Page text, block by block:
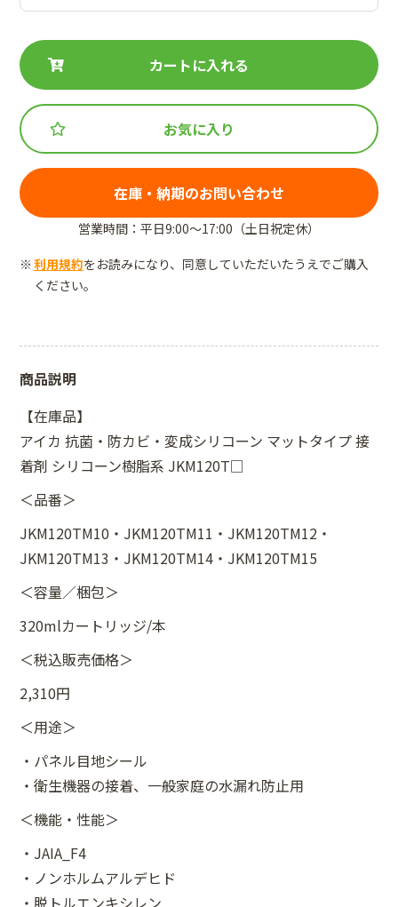
カートに入れる
お気に入り
在庫・納期のお問い合わせ
営業時間：平日9:00～17:00（土日祝定休）
利用規約をお読みになり、同意していただいたうえでご購入
ください。
商品説明
【在庫品】
アイカ 抗菌・防カビ・変成シリコーン マットタイプ 接
着剤 シリコーン樹脂系 JKM120T□
＜品番＞
JKM120TM10・JKM120TM11・JKM120TM12・
JKM120TM13・JKM120TM14・JKM120TM15
＜容量／梱包＞
320mlカートリッジ/本
＜税込販売価格＞
2,310円
＜用途＞
・パネル目地シール
・衛生機器の接着、一般家庭の水漏れ防止用
＜機能・性能＞
・JAIA_F4
・ノンホルムアルデヒド